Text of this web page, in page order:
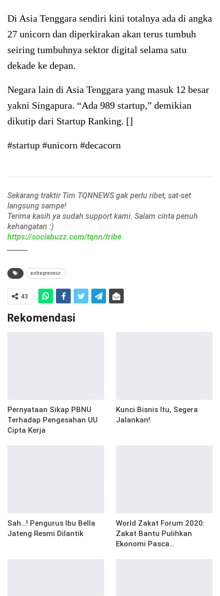
Di Asia Tenggara sendiri kini totalnya ada di angka
27 unicorn dan diperkirakan akan terus tumbuh
seiring tumbuhnya sektor digital selama satu
dekade ke depan.
Negara lain di Asia Tenggara yang masuk 12 besar
yakni Singapura. “Ada 989 startup,” demikian
dikutip dari Startup Ranking. []
#startup #unicorn #decacorn
Sekarang traktir Tim TQNNEWS gak perlu ribet, sat-set
langsung sampe!
Terima kasih ya sudah support kami. Salam cinta penuh
kehangatan :)
https://sociabuzz.com/tqnn/tribe
entrepreneur
43
Rekomendasi
Pernyataan Sikap PBNU
Terhadap Pengesahan UU
Cipta Kerja
Kunci Bisnis Itu, Segera
Jalankan!
Sah…! Pengurus Ibu Bella
Jateng Resmi Dilantik
World Zakat Forum 2020:
Zakat Bantu Pulihkan
Ekonomi Pasca…